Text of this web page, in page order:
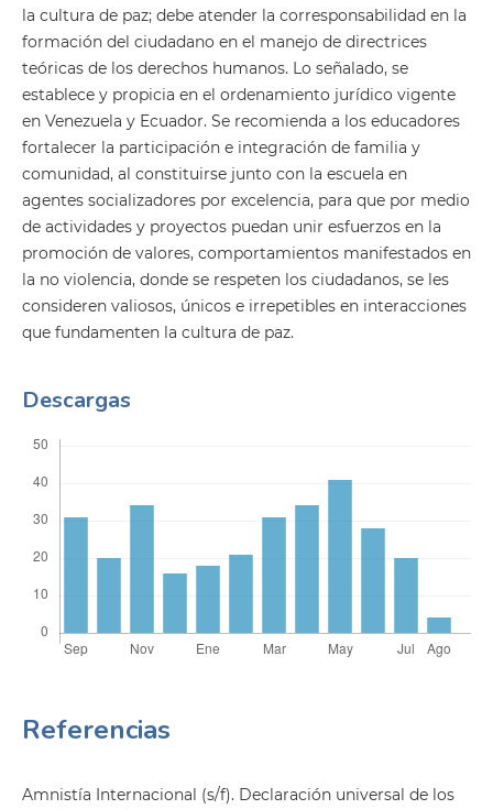
la cultura de paz; debe atender la corresponsabilidad en la
formación del ciudadano en el manejo de directrices
teóricas de los derechos humanos. Lo señalado, se
establece y propicia en el ordenamiento jurídico vigente
en Venezuela y Ecuador. Se recomienda a los educadores
fortalecer la participación e integración de familia y
comunidad, al constituirse junto con la escuela en
agentes socializadores por excelencia, para que por medio
de actividades y proyectos puedan unir esfuerzos en la
promoción de valores, comportamientos manifestados en
la no violencia, donde se respeten los ciudadanos, se les
consideren valiosos, únicos e irrepetibles en interacciones
que fundamenten la cultura de paz.
Descargas
Referencias
Amnistía Internacional (s/f). Declaración universal de los